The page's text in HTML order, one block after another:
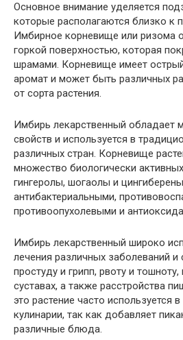
Основное внимание уделяется
которые располагаются близко к
Имбирное корневище или ризома
горкой поверхностью, которая
шрамами. Корневище имеет
аромат и может быть различных
от сорта растения.
Имбирь лекарственный обладает
свойств и используется в
различных стран. Корневище
множество биологически
гингеролы, шогаолы и
антибактериальными,
противоопухолевыми и
Имбирь лекарственный широко
лечения различных заболеваний и
простуду и грипп, рвоту и
суставах, а также расстройства
это растение часто используется
кулинарии, так как добавляет
различные блюда.